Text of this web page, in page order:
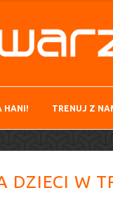
HANI! TRENUJ Z
DZIECI W